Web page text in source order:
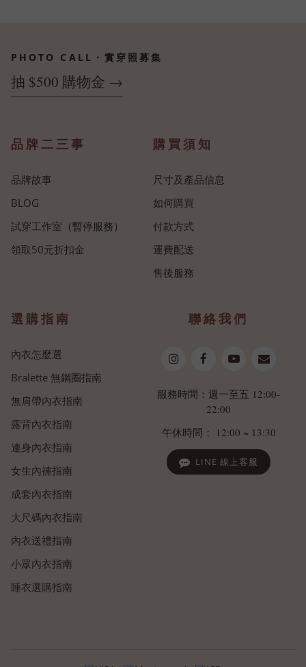
PHOTO CALL・實穿照募集
抽 $500 購物金 →
品牌二三事
品牌故事
BLOG
試穿工作室 （暫停服務）
領取50元折扣金
購買須知
尺寸及產品信息
如何購買
付款方式
運費配送
售後服務
選購指南
內衣怎麼選
Bralette 無鋼圈指南
無肩帶內衣指南
露背內衣指南
連身內衣指南
女生內褲指南
成套內衣指南
大尺碼內衣指南
內衣送禮指南
小眾內衣指南
睡衣選購指南
聯絡我們
服務時間：週一至五 12:00-
22:00
午休時間： 12:00 ~ 13:30
LINE 線上客服